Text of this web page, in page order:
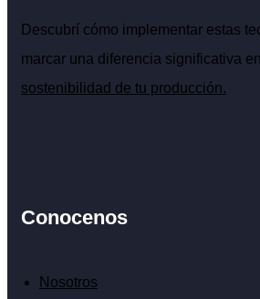
Descubrí cómo implementar estas
marcar una diferencia significativa
sostenibilidad de tu producción.
Conocenos
Nosotros